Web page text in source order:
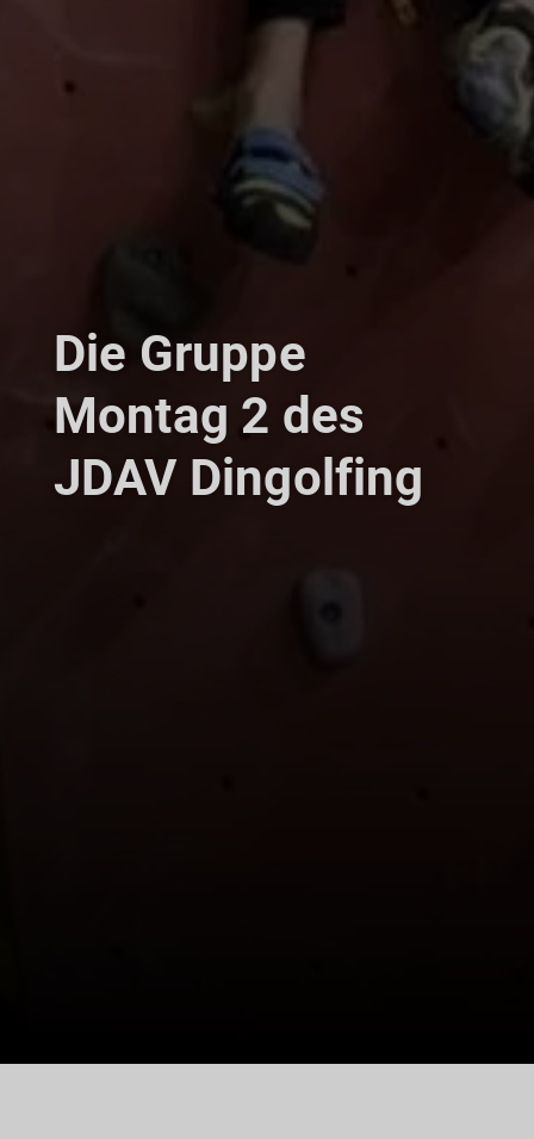
Die Gruppe
Montag 2 des
JDAV Dingolfing